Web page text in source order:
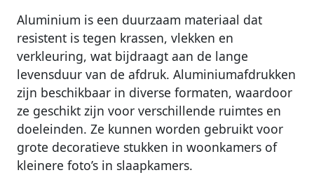
Aluminium is een duurzaam materiaal dat
resistent is tegen krassen, vlekken en
verkleuring, wat bijdraagt aan de lange
levensduur van de afdruk. Aluminiumafdrukken
zijn beschikbaar in diverse formaten, waardoor
ze geschikt zijn voor verschillende ruimtes en
doeleinden. Ze kunnen worden gebruikt voor
grote decoratieve stukken in woonkamers of
kleinere foto’s in slaapkamers.